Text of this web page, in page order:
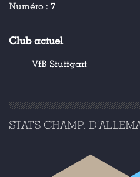
Numéro : 7
Club actuel
VfB Stuttgart
STATS CHAMP.